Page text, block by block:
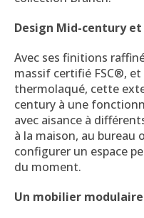
Design Mid-century
Avec ses finitions
massif certifié FSC®,
thermolaqué, cette
century à une
avec aisance à
à la maison, au bureau
configurer un espace
du moment.
Un mobilier